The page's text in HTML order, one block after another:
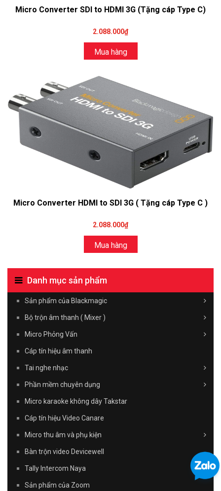
Micro Converter SDI to HDMI 3G (Tặng cáp Type C)
2.088.000₫
Mua hàng
Micro Converter HDMI to SDI 3G ( Tặng cáp Type C )
2.088.000₫
Mua hàng
Danh mục sản phẩm
Sản phẩm của Blackmagic
Bộ trộn âm thanh ( Mixer )
Micro Phỏng Vấn
Cáp tín hiệu âm thanh
Tai nghe nhạc
Phần mềm chuyên dụng
Micro karaoke không dây Takstar
Cáp tín hiệu Video Canare
Micro thu âm và phụ kiện
Bàn trộn video Devicewell
Tally Intercom Naya
Sản phẩm của Zoom